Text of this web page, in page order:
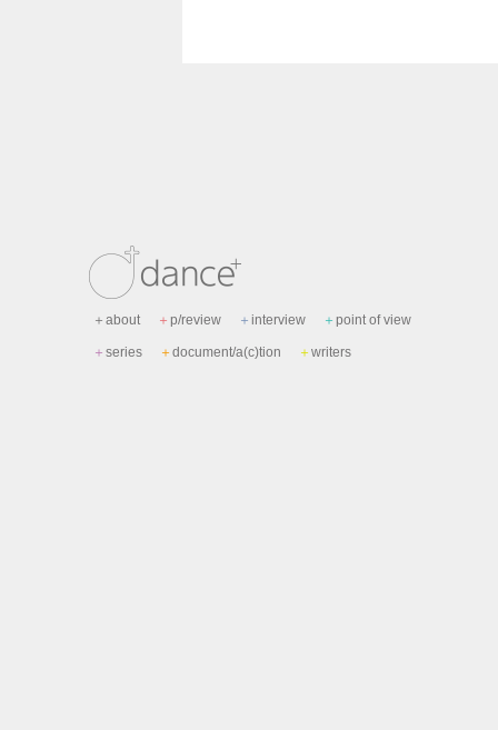
＋ about ＋ p/review ＋ interview ＋ point of view
＋ series ＋document/a(c)tion ＋writers